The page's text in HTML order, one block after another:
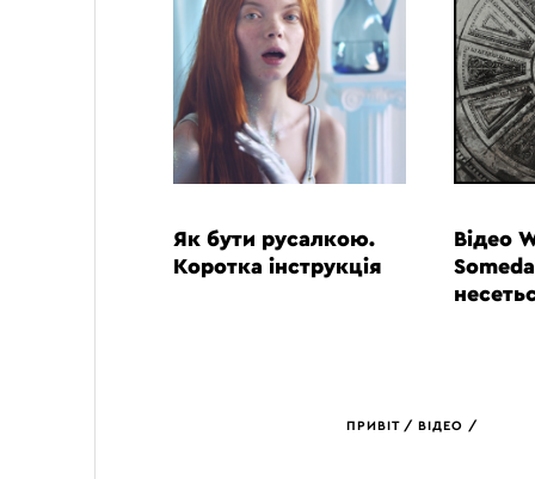
Як бути русалкою.
Коротка інструкція
Відео
ПРИВІТ ВІДЕО